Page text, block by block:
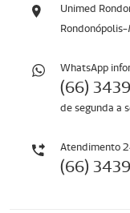
Unimed
WhatsApp
(66)
de segunda a
Atendimento
(66)